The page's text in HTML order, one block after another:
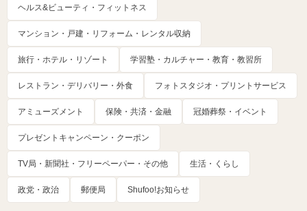
ヘルス&ビューティ・フィットネス
マンション・戸建・リフォーム・レンタル収納
旅行・ホテル・リゾート 学習塾・カルチャー・教育・教習所
レストラン・デリバリー・外食 フォトスタジオ・プリントサービス
アミューズメント 保険・共済・金融 冠婚葬祭・イベント
プレゼントキャンペーン・クーポン
TV局・新聞社・フリーペーパー・その他 生活・くらし
政党・政治 郵便局 Shufoo!お知らせ